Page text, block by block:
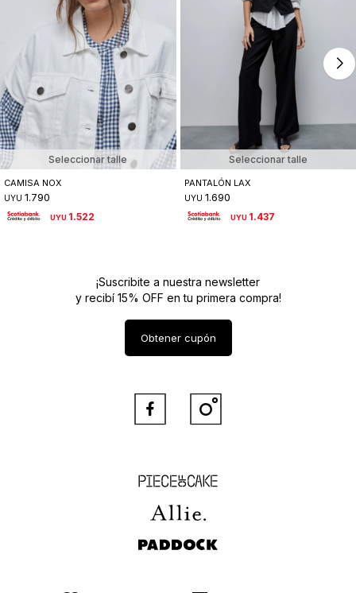
Seleccionar talle
CAMISA NOX
UYU 1.790
UYU 1.522
Seleccionar talle
PANTALÓN LAX
UYU 1.690
UYU 1.437
Piece of Cake
Allie
Paddock
¡Suscribite a nuestra newsletter
y recibí 15% OFF en tu primera compra!
Obtener cupón
 